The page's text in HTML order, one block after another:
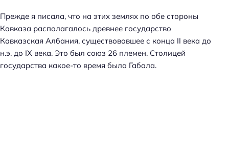
Прежде я писала, что на этих землях по обе стороны
Кавказа располагалось древнее государство
Кавказская Албания, существовавшее с конца II века до
н.э. до IX века. Это был союз 26 племен. Столицей
государства какое-то время была Габала.